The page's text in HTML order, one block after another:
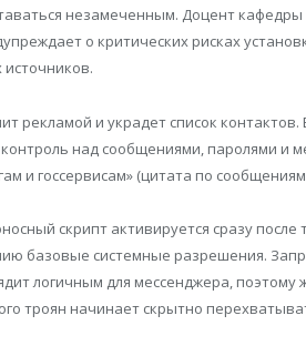
незамеченным. Доцент
о критических рисках
рекламой и украдет список
над сообщениями, паролями и
и госсервисам» (цитата по
скрипт активируется сразу после
базовые системные разрешения.
логичным для мессенджера,
троян начинает скрытно